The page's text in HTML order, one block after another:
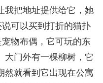
我把地址提供给它，她
说可以买到打折的猫扑
宠物布偶，它可玩的东
大门外有一棵柳树，它
然就看到它出现在公寓